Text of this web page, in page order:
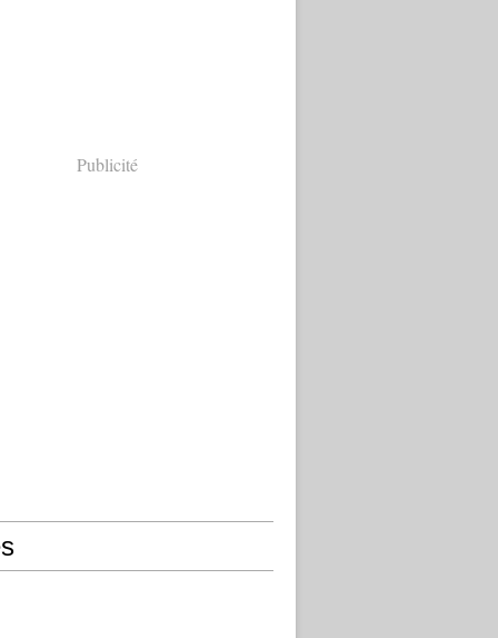
Publicité